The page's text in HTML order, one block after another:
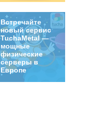
Встречайте
новый сервис
TuchaMetal —
мощные
физические
серверы в
Европе